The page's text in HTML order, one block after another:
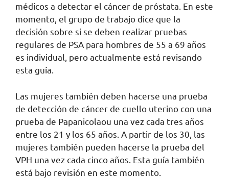
médicos a detectar el cáncer de próstata. En este
momento, el grupo de trabajo dice que la
decisión sobre si se deben realizar pruebas
regulares de PSA para hombres de 55 a 69 años
es individual, pero actualmente está revisando
esta guía.
Las mujeres también deben hacerse una prueba
de detección de cáncer de cuello uterino con una
prueba de Papanicolaou una vez cada tres años
entre los 21 y los 65 años. A partir de los 30, las
mujeres también pueden hacerse la prueba del
VPH una vez cada cinco años. Esta guía también
está bajo revisión en este momento.